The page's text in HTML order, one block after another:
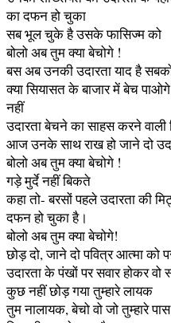
का दफन हो चुका
सब भूल चुके है उसके फासिज्म को
बोलो अब तुम क्या बेचोगे !
बस अब उनकी उदारता याद है
क्या सियासत के बाजार में बेच पाओगे
नहीं
उदारता बेचने का साहस करने
आज उनके साथ राख हो जाने दो
बोलो अब तुम क्या बेचोगे !
गड़े मुर्दे नहीं बिकते
कहा तो- बरसों पहले उदारता की
दफन हो चुका है।
बोलो अब तुम क्या बेचोगे!
छोड़ दो, जाने दो पवित्र आत्मा को
उदारता के पंखों पर सवार होकर वो
कुछ नहीं छोड़ गया तुम्हारे लायक
तुम नालायक, बेचो वो जो तुम्हारे पास